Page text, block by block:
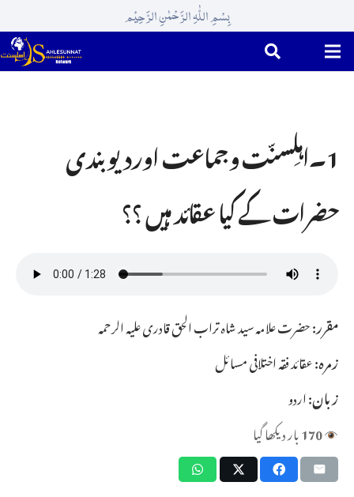
بِسْمِ اللّٰہِ الرَّحْمٰنِ الرَّحِیْم
1۔اہلِسنّت وجماعت اوردیو بندی
حضرات کے کیا عقائد ہیں ؟؟
مقرر:حضرت علامہ سید شاہ تراب الحق قادری علیہ الرحمہ
زمرہ:عقائد فقہ اختلافی مسائل
زبان:اردو
170بار دیکھا گیا